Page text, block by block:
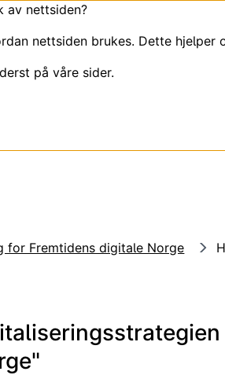
av nettsiden?
nettsiden brukes. Dette hjelper
på våre sider.
for Fremtidens digitale Norge